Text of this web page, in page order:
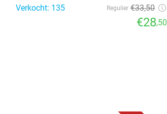
Verkocht: 135 Regulier €33,50
€28,50